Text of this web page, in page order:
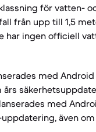
för vatten-
från upp till 1,5
har ingen officiell
med
med
även